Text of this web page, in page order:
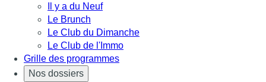
Il y a du Neuf
Le Brunch
Le Club du Dimanche
Le Club de l'Immo
Grille des programmes
Nos dossiers